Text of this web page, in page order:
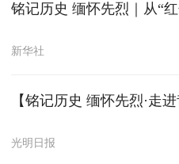
铭记历史 缅怀先烈｜从“
新华社
【铭记历史 缅怀先烈·走
光明日报